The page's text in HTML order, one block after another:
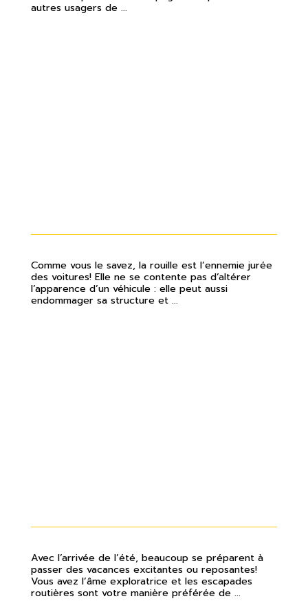
autres usagers de ...
Comme vous le savez, la rouille est l’ennemie jurée
des voitures! Elle ne se contente pas d’altérer
l’apparence d’un véhicule : elle peut aussi
endommager sa structure et ...
Avec l’arrivée de l’été, beaucoup se préparent à
passer des vacances excitantes ou reposantes!
Vous avez l’âme exploratrice et les escapades
routières sont votre manière préférée de ...